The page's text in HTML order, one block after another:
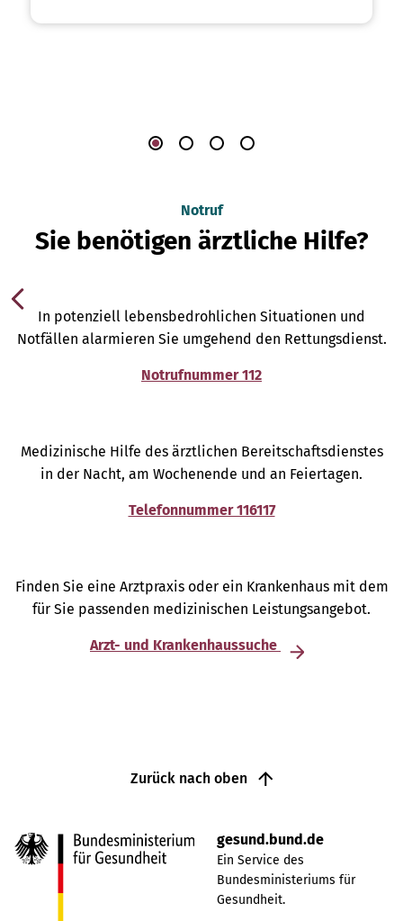
Notruf
Sie benötigen ärztliche Hilfe?
In potenziell lebensbedrohlichen Situationen und
Notfällen alarmieren Sie umgehend den Rettungsdienst.
Notrufnummer 112
Medizinische Hilfe des ärztlichen Bereitschaftsdienstes
in der Nacht, am Wochenende und an Feiertagen.
Telefonnummer 116117
Finden Sie eine Arztpraxis oder ein Krankenhaus mit dem
für Sie passenden medizinischen Leistungsangebot.
Arzt- und Krankenhaussuche
Zurück nach oben
gesund.bund.de
Ein Service des
Bundesministeriums für
Gesundheit.